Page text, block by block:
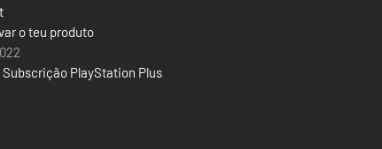
o teu produto
Subscrição PlayStation Plus